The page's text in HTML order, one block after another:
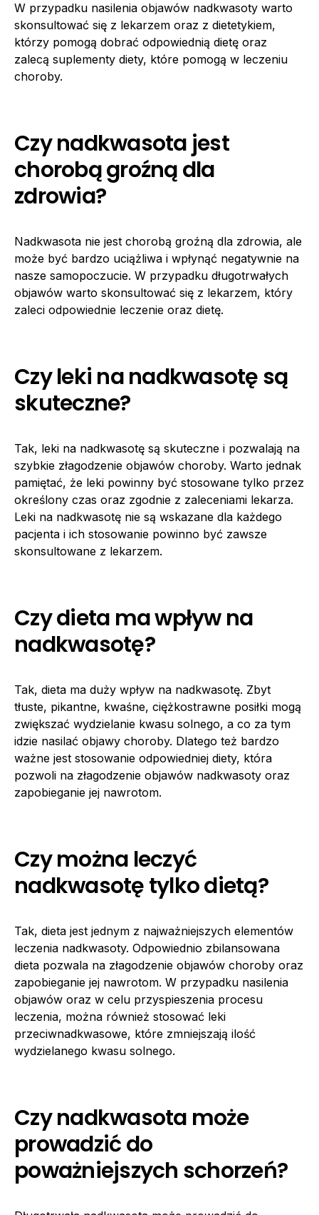
W przypadku nasilenia objawów nadkwasoty warto
skonsultować się z lekarzem oraz z dietetykiem,
którzy pomogą dobrać odpowiednią dietę oraz
zalecą suplementy diety, które pomogą w leczeniu
choroby.
Czy nadkwasota jest
chorobą groźną dla
zdrowia?
Nadkwasota nie jest chorobą groźną dla zdrowia, ale
może być bardzo uciążliwa i wpłynąć negatywnie na
nasze samopoczucie. W przypadku długotrwałych
objawów warto skonsultować się z lekarzem, który
zaleci odpowiednie leczenie oraz dietę.
Czy leki na nadkwasotę są
skuteczne?
Tak, leki na nadkwasotę są skuteczne i pozwalają na
szybkie złagodzenie objawów choroby. Warto jednak
pamiętać, że leki powinny być stosowane tylko przez
określony czas oraz zgodnie z zaleceniami lekarza.
Leki na nadkwasotę nie są wskazane dla każdego
pacjenta i ich stosowanie powinno być zawsze
skonsultowane z lekarzem.
Czy dieta ma wpływ na
nadkwasotę?
Tak, dieta ma duży wpływ na nadkwasotę. Zbyt
tłuste, pikantne, kwaśne, ciężkostrawne posiłki mogą
zwiększać wydzielanie kwasu solnego, a co za tym
idzie nasilać objawy choroby. Dlatego też bardzo
ważne jest stosowanie odpowiedniej diety, która
pozwoli na złagodzenie objawów nadkwasoty oraz
zapobieganie jej nawrotom.
Czy można leczyć
nadkwasotę tylko dietą?
Tak, dieta jest jednym z najważniejszych elementów
leczenia nadkwasoty. Odpowiednio zbilansowana
dieta pozwala na złagodzenie objawów choroby oraz
zapobieganie jej nawrotom. W przypadku nasilenia
objawów oraz w celu przyspieszenia procesu
leczenia, można również stosować leki
przeciwnadkwasowe, które zmniejszają ilość
wydzielanego kwasu solnego.
Czy nadkwasota może
prowadzić do
poważniejszych schorzeń?